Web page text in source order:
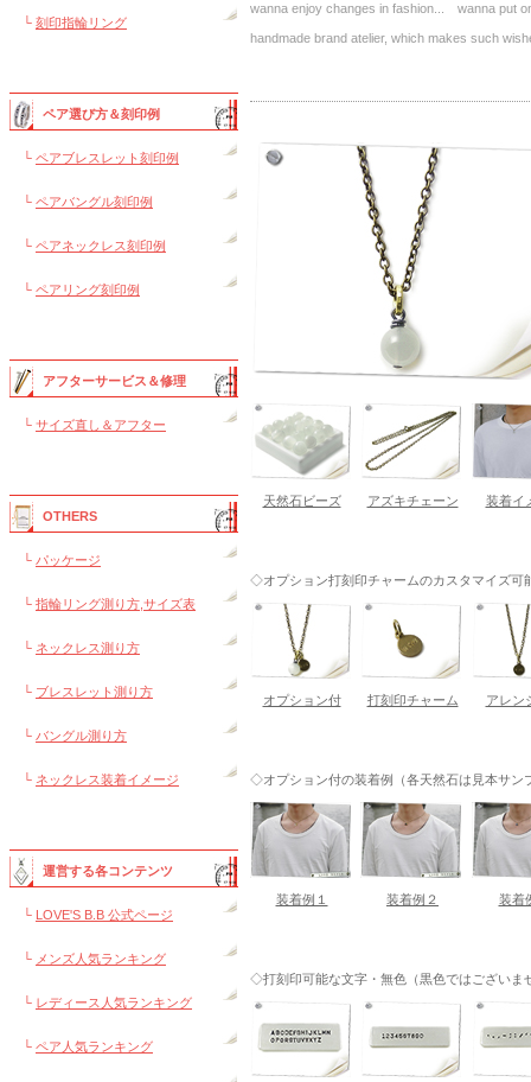
└ 刻印指輪リング
ペア選び方＆刻印例
└ ペアブレスレット刻印例
└ ペアバングル刻印例
└ ペアネックレス刻印例
└ ペアリング刻印例
アフターサービス＆修理
└ サイズ直し＆アフター
OTHERS
└ パッケージ
└ 指輪リング測り方,サイズ表
└ ネックレス測り方
└ ブレスレット測り方
└ バングル測り方
└ ネックレス装着イメージ
運営する各コンテンツ
└ LOVE'S B.B 公式ページ
└ メンズ人気ランキング
└ レディース人気ランキング
└ ペア人気ランキング
wanna enjoy changes in fashion... wanna put
handmade brand atelier, which makes such
天然石ビーズ アズキチェーン 装着イ
◇オプション打刻印チャームのカスタマイズ可
オプション付 打刻印チャーム アレン
◇オプション付の装着例（各天然石は見本サン
装着例１ 装着例２ 装着
◇打刻印可能な文字・無色（黒色ではございま